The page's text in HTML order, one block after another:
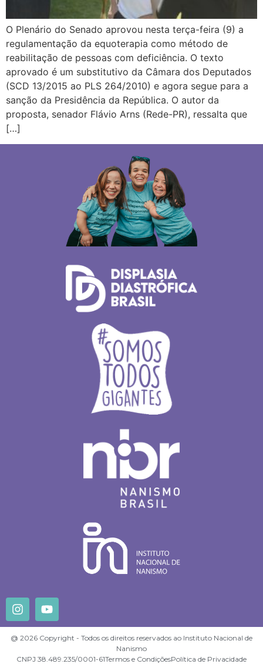
O Plenário do Senado aprovou nesta terça-feira (9) a
regulamentação da equoterapia como método de
reabilitação de pessoas com deficiência. O texto
aprovado é um substitutivo da Câmara dos Deputados
(SCD 13/2015 ao PLS 264/2010) e agora segue para a
sanção da Presidência da República. O autor da
proposta, senador Flávio Arns (Rede-PR), ressalta que
[…]
@ 2026 Copyright - Todos os direitos reservados ao Instituto Nacional de
Nanismo
CNPJ 38.489.235/0001-61Termos e CondiçõesPolítica de Privacidade